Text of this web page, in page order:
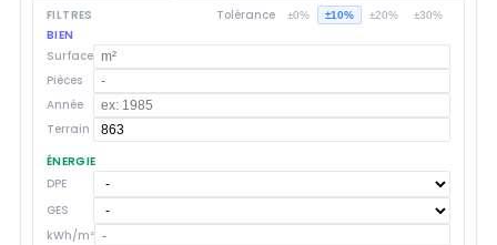
FILTRES Tolérance ±0% ±10% ±20% ±30%
BIEN
Surface
Pièces
Année
Terrain
ÉNERGIE
DPE
GES
kWh/m²